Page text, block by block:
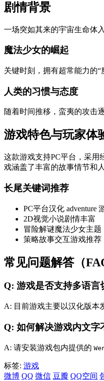
剧情背景
一场突如其来的宇宙生命体
魔法少女的崛起
关键时刻，拥有超常能力的
人类的习惯与态度
随着时间推移，蛮夷的攻击
游戏特色与玩家体
这款游戏支持PC平台，采用
戏涵盖了丰富的故事情节和
长尾关键词推荐
PC平台汉化 adventure
2D视觉小说剧情丰富
冒险解谜魔法少女主题
策略故事交互游戏推荐
常见问题解答（
Q: 游戏是否支持多语言
A: 目前游戏主要以汉化版本
Q: 如何解决游戏内文字
A: 请安装游戏包内提供的
标签: 游戏
微博 QQ 微信 豆瓣 QQ空间